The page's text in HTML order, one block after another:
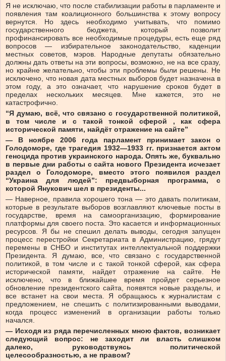
Я не исключаю, что после стабилизации работы в парламенте и
появления там коалиционного большинства к этому вопросу
вернутся. Но здесь необходимо учитывать, что помимо
государственного бюджета, который позволит
профинансировать все необходимые процедуры, есть еще ряд
вопросов — избирательное законодательство, каденции
местных советов, мэров. Народные депутаты обязательно
должны дать ответы на эти вопросы, возможно, не на все сразу,
но крайне желательно, чтобы эти проблемы были решены. Не
исключено, что новая дата местных выборов будет назначена в
этом году, а это означает, что нарушение сроков будет в
пределах нескольких месяцев. Мне кажется, это не
катастрофично.
“Я думаю, всё, что связано с государственной политикой,
в том числе и с такой тонкой сферой , как сфера
исторической памяти, найдёт отражение на сайте”
— В ноябре 2006 года парламент принимает закон о
Голодоморе, где трагедия 1932—1933 гг. признается актом
геноцида против украинского народа. Опять же, буквально
в первые дни работы с сайта нового Президента исчезает
раздел о Голодоморе, вместо этого появился раздел
“Украина для людей”: предвыборная программа, с
которой Янукович шел в президенты...
— Наверное, правила хорошего тона — это давать политикам,
которые в результате выборов возглавляют ключевые посты в
государстве, время на самоорганизацию, формирование
платформы для своего поста. Это касается и информационных
ресурсов. Я бы не спешил делать выводы, сегодня запущен
процесс перестройки Секретариата в Администрацию, грядут
перемены в СНБО и институтах интеллектуальной поддержки
Президента. Я думаю, все, что связано с государственной
политикой, в том числе и с такой тонкой сферой, как сфера
исторической памяти, найдет отражение на сайте. Не
исключено, что в ближайшее время пройдет серьезное
обновление президентского сайта, появятся новые разделы, и
все встанет на свои места. Я обращаюсь к журналистам с
предложением, не спешить с политизированными выводами,
когда процесс изменений в организации работы только
начался.
— Исходя из ряда перечисленных мною фактов, возникает
следующий вопрос: не заходит ли власть слишком
далеко, руководствуясь политической
целесообразностью, а не правом?